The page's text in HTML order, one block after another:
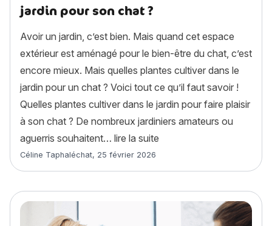
jardin pour son chat ?
Avoir un jardin, c’est bien. Mais quand cet espace
extérieur est aménagé pour le bien-être du chat, c’est
encore mieux. Mais quelles plantes cultiver dans le
jardin pour un chat ? Voici tout ce qu’il faut savoir !
Quelles plantes cultiver dans le jardin pour faire plaisir
à son chat ? De nombreux jardiniers amateurs ou
aguerris souhaitent… lire la suite
Article rédigé par
Céline Taphaléchat, 25 février 2026